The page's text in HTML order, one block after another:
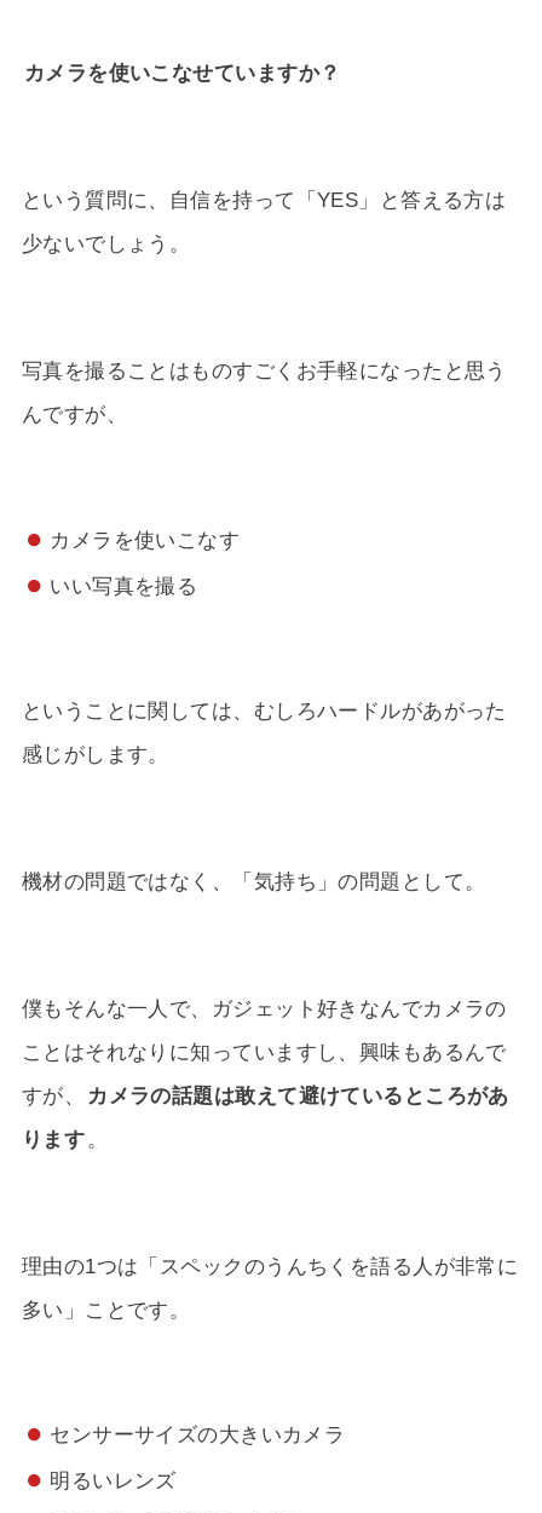
カメラを使いこなせていますか？
という質問に、自信を持って「YES」と答える方は
少ないでしょう。
写真を撮ることはものすごくお手軽になったと思う
んですが、
カメラを使いこなす
いい写真を撮る
ということに関しては、むしろハードルがあがった
感じがします。
機材の問題ではなく、「気持ち」の問題として。
僕もそんな一人で、ガジェット好きなんでカメラの
ことはそれなりに知っていますし、興味もあるんで
すが、
カメラの話題は敢えて避けているところがあ
ります 。
理由の1つは「スペックのうんちくを語る人が非常に
多い」ことです。
センサーサイズの大きいカメラ
明るいレンズ